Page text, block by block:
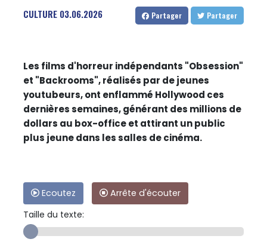
CULTURE 03.06.2026 Partager Partager
Les films d'horreur indépendants "Obsession"
et "Backrooms", réalisés par de jeunes
youtubeurs, ont enflammé Hollywood ces
dernières semaines, générant des millions de
dollars au box-office et attirant un public
plus jeune dans les salles de cinéma.
Ecoutez
Arrête d'écouter
Taille du texte: